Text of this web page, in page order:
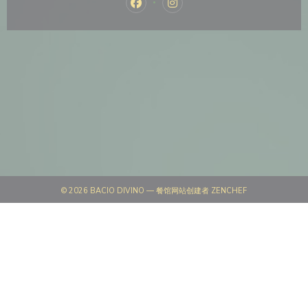
Facebook ((在新窗口中打开))
Instagram ((在新窗口中打
© 2026 BACIO DIVINO — 餐馆网站创建者 ZENCHEF((在新窗口中打开))